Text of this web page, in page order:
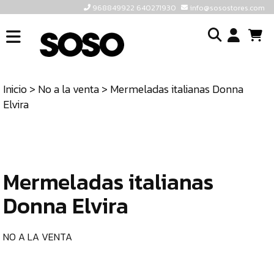
968849922 640271930 info@sosostores.com
INICIO
TIENDA
CONTACTO
968849922
640271930
Inicio> No a la venta> Mermeladas italianas Donna
Elvira
Mermeladas italianas
Donna Elvira
NO A LA VENTA